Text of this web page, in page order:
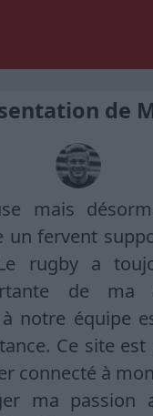
de
mais
un fervent
rugby a
de
notre équipe
Ce site
connecté à
ma passion